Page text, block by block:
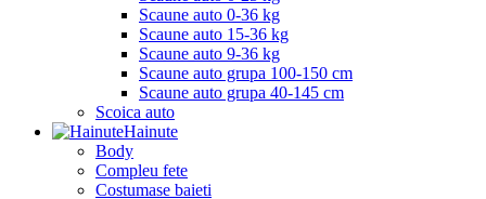
Scaune auto 0-36 kg
Scaune auto 15-36 kg
Scaune auto 9-36 kg
Scaune auto grupa 100-150 cm
Scaune auto grupa 40-145 cm
Scoica auto
Hainute
Body
Compleu fete
Costumase baieti